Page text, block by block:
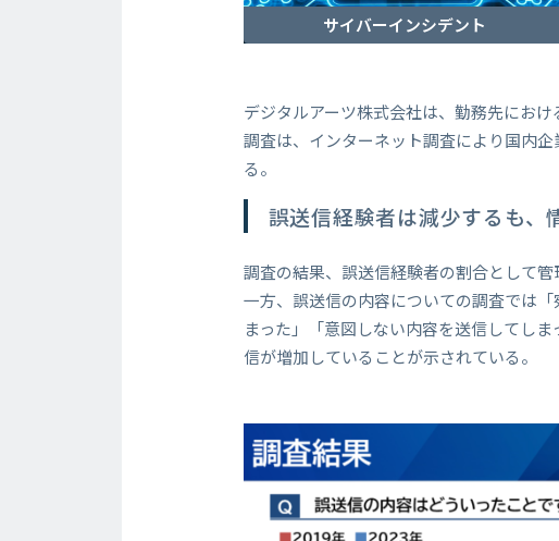
サイバーインシデント
デジタルアーツ株式会社は、勤務先にお
調査は、インターネット調査により国内
る。
誤送信経験者は減少するも、
調査の結果、誤送信経験者の割合として
一方、誤送信の内容についての調査では
まった」「意図しない内容を送信してし
信が増加していることが示されている。